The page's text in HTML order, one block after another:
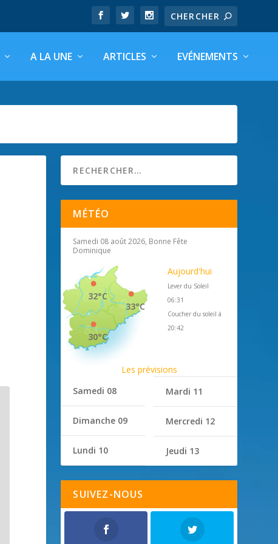
A LA UNE ARTICLES EVÉNEMENTS
MÉTÉO
Samedi 08 août 2026, Bonne Fête
Dominique
33°C
32°C
30°C
Aujourd'hui
Lever du Soleil
06:31
Coucher du soleil à
20:42
Les prévisions
Samedi 08
Dimanche 09
Lundi 10
Mardi 11
Mercredi 12
Jeudi 13
SUIVEZ-NOUS